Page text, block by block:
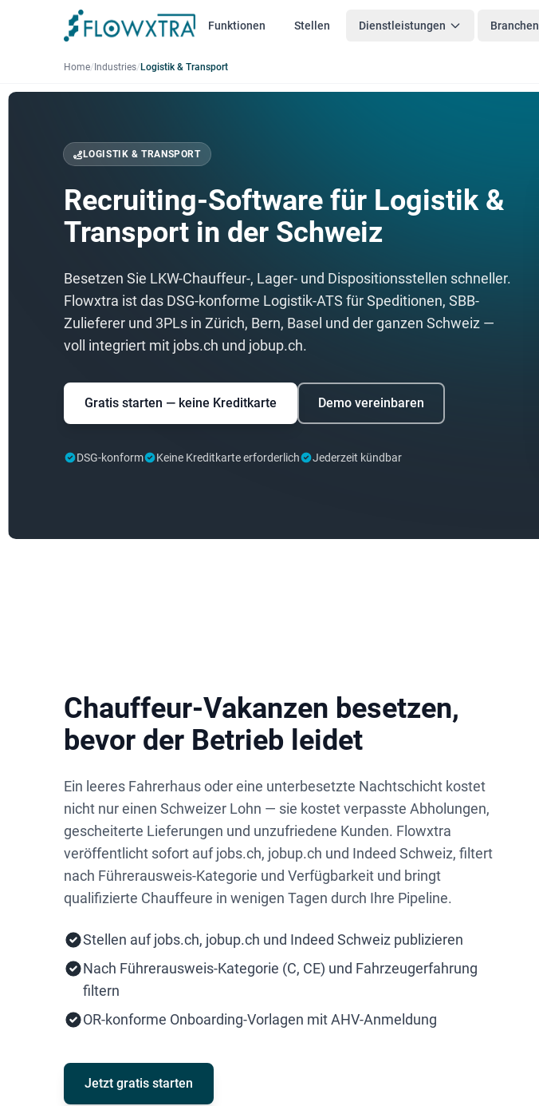
Funktionen Stellen Dienstleistungen Branchen
Home/ Industries/ Logistik & Transport
LOGISTIK & TRANSPORT
Recruiting-Software für Logistik &
Transport in der Schweiz
Besetzen Sie LKW-Chauffeur-, Lager- und Dispositionsstellen schneller.
Flowxtra ist das DSG-konforme Logistik-ATS für Speditionen, SBB-
Zulieferer und 3PLs in Zürich, Bern, Basel und der ganzen Schweiz —
voll integriert mit jobs.ch und jobup.ch.
Gratis starten — keine Kreditkarte Demo vereinbaren
DSG-konform Keine Kreditkarte erforderlich Jederzeit kündbar
Chauffeur-Vakanzen besetzen,
bevor der Betrieb leidet
Ein leeres Fahrerhaus oder eine unterbesetzte Nachtschicht kostet
nicht nur einen Schweizer Lohn — sie kostet verpasste Abholungen,
gescheiterte Lieferungen und unzufriedene Kunden. Flowxtra
veröffentlicht sofort auf jobs.ch, jobup.ch und Indeed Schweiz, filtert
nach Führerausweis-Kategorie und Verfügbarkeit und bringt
qualifizierte Chauffeure in wenigen Tagen durch Ihre Pipeline.
Stellen auf jobs.ch, jobup.ch und Indeed Schweiz publizieren
Nach Führerausweis-Kategorie (C, CE) und Fahrzeugerfahrung
filtern
OR-konforme Onboarding-Vorlagen mit AHV-Anmeldung
Jetzt gratis starten